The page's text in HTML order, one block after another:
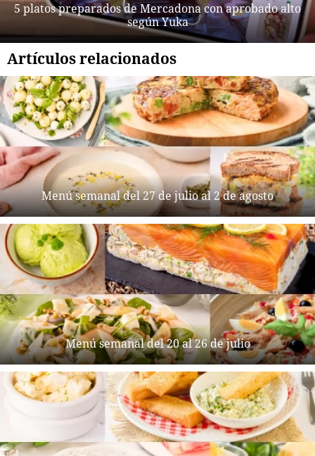
5 platos preparados de Mercadona con aprobado alto
según Yuka
Artículos relacionados
Menú semanal del 27 de julio al 2 de agosto
Menú semanal del 20 al 26 de julio